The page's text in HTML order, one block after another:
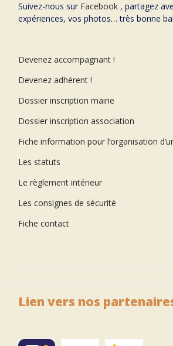
Suivez-nous sur Facebook , partagez
expériences, vos photos… très bonne
Devenez accompagnant !
Devenez adhérent !
Dossier inscription mairie
Dossier inscription association
Fiche information pour l’organisation
Les statuts
Le règlement intérieur
Les consignes de sécurité
Fiche contact
Lien vers nos